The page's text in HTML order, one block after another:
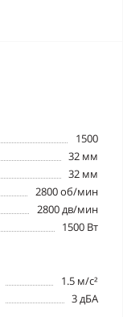
1500
32 мм
32 мм
2800 об/мин
2800 дв/мин
1500 Вт
1.5 м/с²
3 дБА